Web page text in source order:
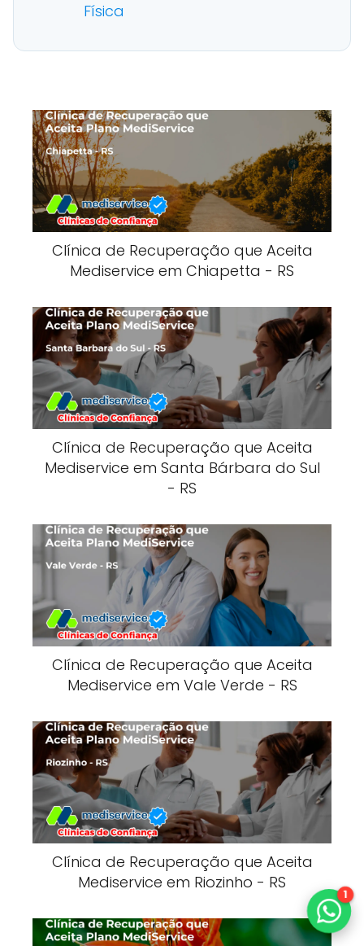
Física
Clínica de Recuperação que Aceita
Mediservice em Chiapetta - RS
Clínica de Recuperação que Aceita
Mediservice em Santa Bárbara do Sul
- RS
Clínica de Recuperação que Aceita
Mediservice em Vale Verde - RS
Clínica de Recuperação que Aceita
Mediservice em Riozinho - RS
1